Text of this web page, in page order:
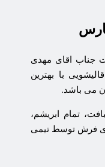
جناب اقای مهدی
با بهترین
می باشد.
تمام ابریشم،
فرش توسط تیمی